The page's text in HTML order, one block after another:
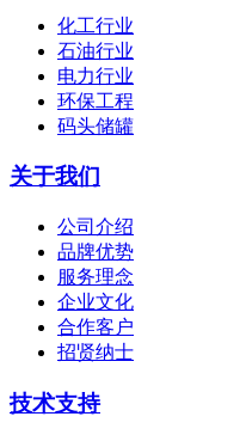
化工行业
石油行业
电力行业
环保工程
码头储罐
关于我们
公司介绍
品牌优势
服务理念
企业文化
合作客户
招贤纳士
技术支持